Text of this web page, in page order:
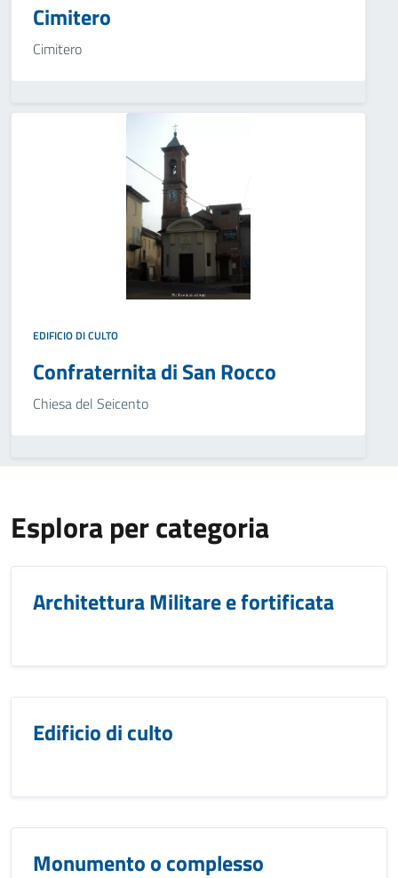
Cimitero
Cimitero
EDIFICIO DI CULTO
Confraternita di San Rocco
Chiesa del Seicento
Esplora per categoria
Architettura Militare e fortificata
Edificio di culto
Monumento o complesso